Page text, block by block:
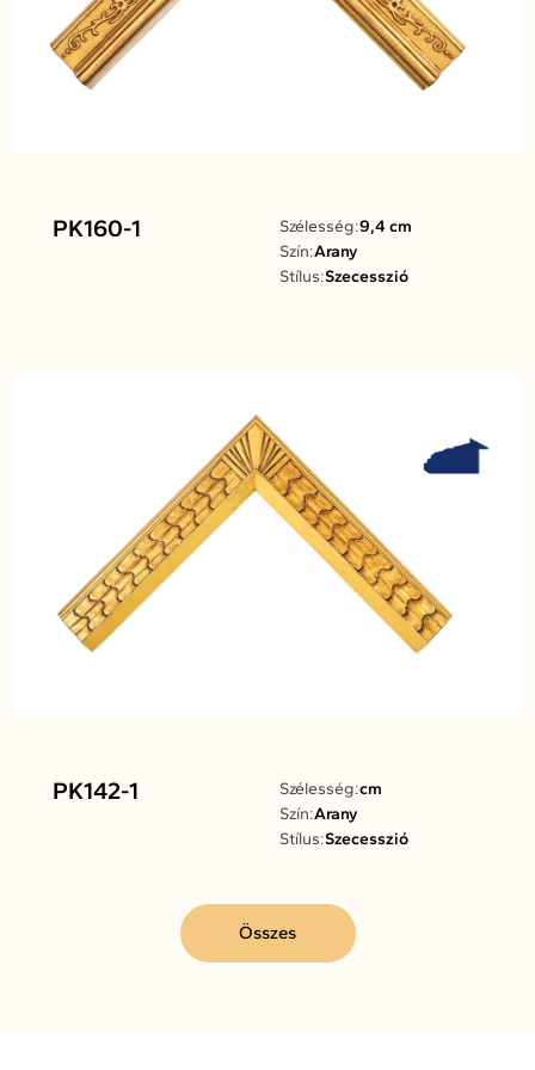
PK160-1 Szélesség:9,4 cm
Szín:Arany
Stílus:Szecesszió
PK142-1 Szélesség:cm
Szín:Arany
Stílus:Szecesszió
Összes